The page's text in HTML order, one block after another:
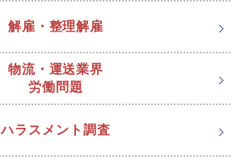
解雇・整理解雇
物流・運送業界
労働問題
ハラスメント調査